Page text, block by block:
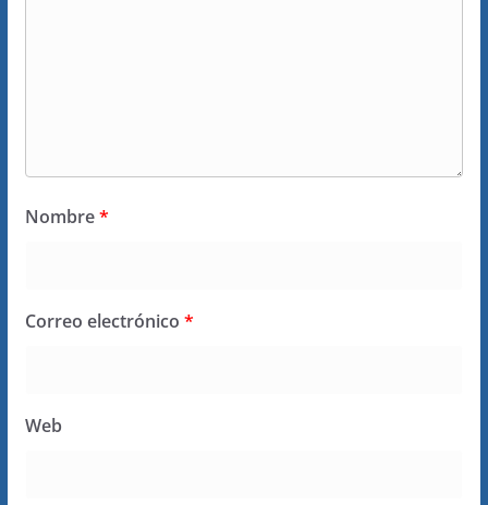
Nombre*
Correo electrónico *
Web